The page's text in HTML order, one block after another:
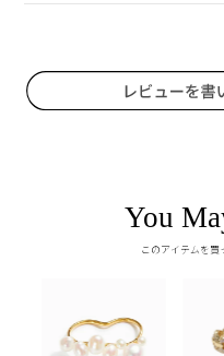
You
このアイテムを買